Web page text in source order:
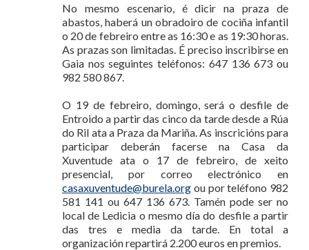
No mesmo escenario, é dicir na praza de
abastos, haberá un obradoiro de cociña infantil
o 20 de febreiro entre as 16:30 e as 19:30 horas.
As prazas son limitadas. É preciso inscribirse en
Gaia nos seguintes teléfonos: 647 136 673 ou
982 580 867.
O 19 de febreiro, domingo, será o desfile de
Entroido a partir das cinco da tarde desde a Rúa
do Ril ata a Praza da Mariña. As inscricións para
participar deberán facerse na Casa da
Xuventude ata o 17 de febreiro, de xeito
presencial, por correo electrónico en
casaxuventude@burela.org ou por teléfono 982
581 141 ou 647 136 673. Tamén pode ser no
local de Ledicia o mesmo día do desfile a partir
das tres e media da tarde. En total a
organización repartirá 2.200 euros en premios.